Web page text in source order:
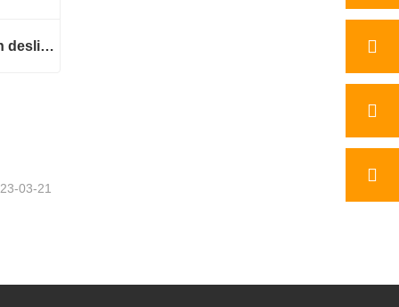
Minicargador de dirección deslizante a la venta
03-21